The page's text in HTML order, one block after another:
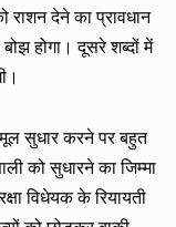
राशन देने का प्रावधान
होगा। दूसरे शब्दों में
सुधार करने पर बहुत
को सुधारने का जिम्मा
विधेयक के रियायती